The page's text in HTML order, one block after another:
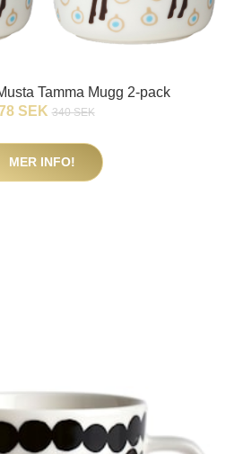
Tamma Mugg 2-pack
SEK 340 SEK
MER INFO!